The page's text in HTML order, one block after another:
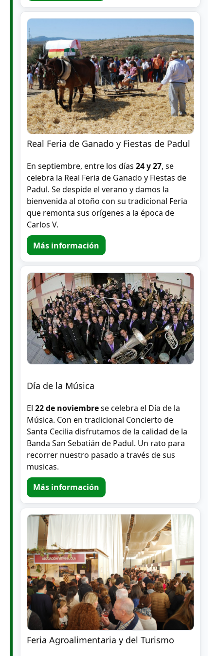
Real Feria de Ganado y Fiestas de Padul
En septiembre, entre los días 24 y 27, se
celebra la Real Feria de Ganado y Fiestas de
Padul. Se despide el verano y damos la
bienvenida al otoño con su tradicional Feria
que remonta sus orígenes a la época de
Carlos V.
Más información
Día de la Música
El 22 de noviembrese celebra el Día de la
Música. Con en tradicional Concierto de
Santa Cecilia disfrutamos de la calidad de la
Banda San Sebatián de Padul. Un rato para
recorrer nuestro pasado a través de sus
musicas.
Más información
Feria Agroalimentaria y del Turismo